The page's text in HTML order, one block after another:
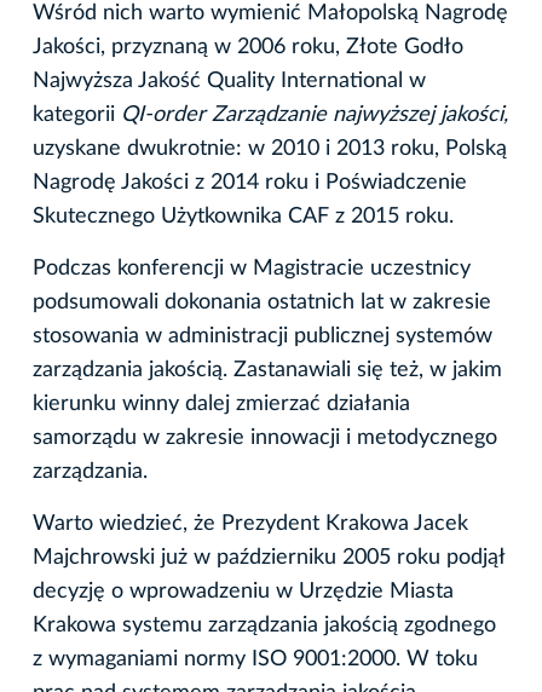
Wśród nich warto wymienić Małopolską Nagrodę
Jakości, przyznaną w 2006 roku, Złote Godło
Najwyższa Jakość Quality International w
kategorii QI-order Zarządzanie najwyższej jakości,
uzyskane dwukrotnie: w 2010 i 2013 roku, Polską
Nagrodę Jakości z 2014 roku i Poświadczenie
Skutecznego Użytkownika CAF z 2015 roku.
Podczas konferencji w Magistracie uczestnicy
podsumowali dokonania ostatnich lat w zakresie
stosowania w administracji publicznej systemów
zarządzania jakością. Zastanawiali się też, w jakim
kierunku winny dalej zmierzać działania
samorządu w zakresie innowacji i metodycznego
zarządzania.
Warto wiedzieć, że Prezydent Krakowa Jacek
Majchrowski już w październiku 2005 roku podjął
decyzję o wprowadzeniu w Urzędzie Miasta
Krakowa systemu zarządzania jakością zgodnego
z wymaganiami normy ISO 9001:2000. W toku